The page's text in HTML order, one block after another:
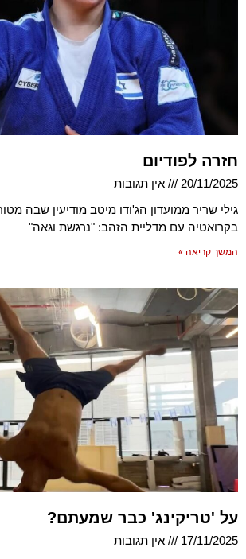
חזרה לפודיום
20/11/2025
אין תגובות
גילי שריר ממועדון הג'ודו מיטב מודיעין שבה
בקרואטיה עם מדליית הזהב: "נרגשת וגאה"
המשך קריאה »
על 'טריקינג' כבר שמעתם?
17/11/2025
אין תגובות